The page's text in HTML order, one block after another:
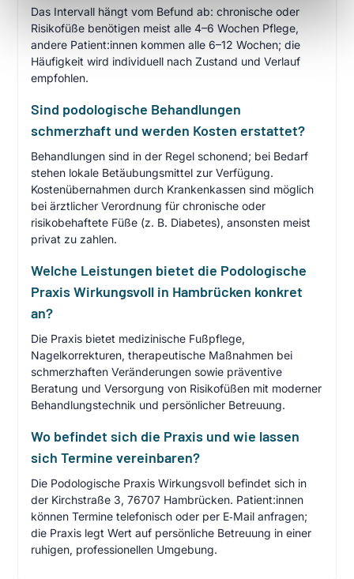
Das Intervall hängt vom Befund ab: chronische oder
Risikofüße benötigen meist alle 4–6 Wochen Pflege,
andere Patient:innen kommen alle 6–12 Wochen; die
Häufigkeit wird individuell nach Zustand und Verlauf
empfohlen.
Sind podologische Behandlungen
schmerzhaft und werden Kosten erstattet?
Behandlungen sind in der Regel schonend; bei Bedarf
stehen lokale Betäubungsmittel zur Verfügung.
Kostenübernahmen durch Krankenkassen sind möglich
bei ärztlicher Verordnung für chronische oder
risikobehaftete Füße (z. B. Diabetes), ansonsten meist
privat zu zahlen.
Welche Leistungen bietet die Podologische
Praxis Wirkungsvoll in Hambrücken konkret
an?
Die Praxis bietet medizinische Fußpflege,
Nagelkorrekturen, therapeutische Maßnahmen bei
schmerzhaften Veränderungen sowie präventive
Beratung und Versorgung von Risikofüßen mit moderner
Behandlungstechnik und persönlicher Betreuung.
Wo befindet sich die Praxis und wie lassen
sich Termine vereinbaren?
Die Podologische Praxis Wirkungsvoll befindet sich in
der Kirchstraße 3, 76707 Hambrücken. Patient:innen
können Termine telefonisch oder per E‑Mail anfragen;
die Praxis legt Wert auf persönliche Betreuung in einer
ruhigen, professionellen Umgebung.